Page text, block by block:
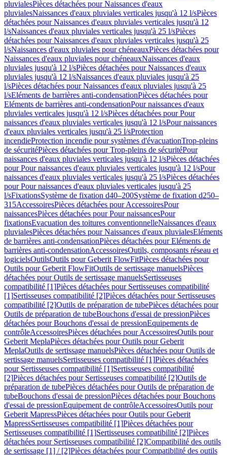
pluvialesPièces détachées pour Naissances d'eaux
pluvialesNaissances d'eaux pluviales verticales jusqu'à 12 l/sPièces
détachées pour Naissances d'eaux pluviales verticales jusqu'à 12
l/sNaissances d'eaux pluviales verticales jusqu'à 25 l/sPièces
détachées pour Naissances d'eaux pluviales verticales jusqu'à 25
l/sNaissances d'eaux pluviales pour chéneauxPièces détachées pour
Naissances d'eaux pluviales pour chéneauxNaissances d'eaux
pluviales jusqu'à 12 l/sPièces détachées pour Naissances d'eaux
pluviales jusqu'à 12 l/sNaissances d'eaux pluviales jusqu'à 25
l/sPièces détachées pour Naissances d'eaux pluviales jusqu'à 25
l/sEléments de barrières anti-condensationPièces détachées pour
Eléments de barrières anti-condensationPour naissances d'eaux
pluviales verticales jusqu'à 12 l/sPièces détachées pour Pour
naissances d'eaux pluviales verticales jusqu'à 12 l/sPour naissances
d'eaux pluviales verticales jusqu'à 25 l/sProtection
incendieProtection incendie pour systèmes d'évacuationTrop-pleins
de sécuritéPièces détachées pour Trop-pleins de sécuritéPour
naissances d'eaux pluviales verticales jusqu'à 12 l/sPièces détachées
pour Pour naissances d'eaux pluviales verticales jusqu'à 12 l/sPour
naissances d'eaux pluviales verticales jusqu'à 25 l/sPièces détachées
pour Pour naissances d'eaux pluviales verticales jusqu'à 25
l/sFixationsSystème de fixation d40–200Système de fixation d250–
315AccessoiresPièces détachées pour AccessoiresPour
naissancesPièces détachées pour Pour naissancesPour
fixationsEvacuation des toitures conventionnelleNaissances d'eaux
pluvialesPièces détachées pour Naissances d'eaux pluvialesEléments
de barrières anti-condensationPièces détachées pour Eléments de
barrières anti-condensationAccessoiresOutils, composants réseau et
logicielsOutilsOutils pour Geberit FlowFitPièces détachées pour
Outils pour Geberit FlowFitOutils de sertissage manuelsPièces
détachées pour Outils de sertissage manuelsSertisseuses
compatibilité [1]Pièces détachées pour Sertisseuses compatibilité
[1]Sertisseuses compatibilité [2]Pièces détachées pour Sertisseuses
compatibilité [2]Outils de préparation de tubePièces détachées pour
Outils de préparation de tubeBouchons d'essai de pressionPièces
détachées pour Bouchons d'essai de pressionEquipements de
contrôleAccessoiresPièces détachées pour AccessoiresOutils pour
Geberit MeplaPièces détachées pour Outils pour Geberit
MeplaOutils de sertissage manuelsPièces détachées pour Outils de
sertissage manuelsSertisseuses compatibilité [1]Pièces détachées
pour Sertisseuses compatibilité [1]Sertisseuses compatibilité
[2]Pièces détachées pour Sertisseuses compatibilité [2]Outils de
préparation de tubePièces détachées pour Outils de préparation de
tubeBouchons d'essai de pressionPièces détachées pour Bouchons
d'essai de pressionEquipement de contrôleAccessoiresOutils pour
Geberit MapressPièces détachées pour Outils pour Geberit
MapressSertisseuses compatibilité [1]Pièces détachées pour
Sertisseuses compatibilité [1]Sertisseuses compatibilité [2]Pièces
détachées pour Sertisseuses compatibilité [2]Compatibilité des outils
de sertissage [1] / [2]Pièces détachées pour Compatibilité des outils